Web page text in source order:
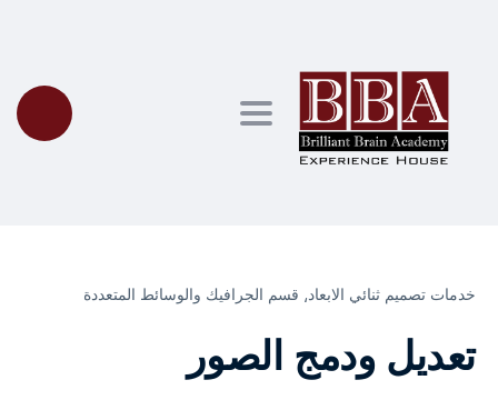
Toggle navigation
خدمات تصميم ثنائي الابعاد⸲ قسم الجرافيك والوسائط المتعددة
تعديل ودمج الصور